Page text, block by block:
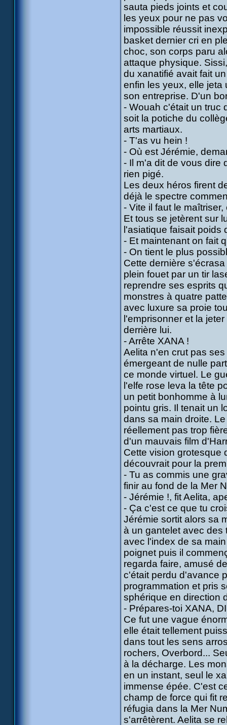
sauta pieds joints et
les yeux pour ne pas
impossible réussit
basket dernier cri en
choc, son corps paru
attaque physique.
du xanatifié avait fait
enfin les yeux, elle jeta
son entreprise. D'un
- Wouah c'était un truc
soit la potiche du
arts martiaux.
- T'as vu hein !
- Où est Jérémie,
- Il m'a dit de vous dire
rien pigé.
Les deux héros firent
déjà le spectre
- Vite il faut le
Et tous se jetèrent sur
l'asiatique faisait poids
- Et maintenant on fait
- On tient le plus
Cette dernière
plein fouet par un tir
reprendre ses esprits
monstres à quatre
avec luxure sa proie
l'emprisonner et la
derrière lui.
- Arrête XANA !
Aelita n'en crut pas
émergeant de nulle
ce monde virtuel. Le
l'elfe rose leva la tête
un petit bonhomme à
pointu gris. Il tenait un
dans sa main droite.
réellement pas trop
d'un mauvais film
Cette vision grotesque
découvrait pour la
- Tu as commis une
finir au fond de la Mer
- Jérémie !, fit Aelita,
- Ça c'est ce que tu
Jérémie sortit alors sa
à un gantelet avec des
avec l'index de sa
poignet puis il
regarda faire, amusé
c'était perdu d'avance
programmation et pris
sphérique en direction
- Prépares-toi XANA,
Ce fut une vague
elle était tellement
dans tout les sens
rochers, Overbord...
à la décharge. Les
en un instant, seul le
immense épée. C'est
champ de force qui fit
réfugia dans la Mer
s'arrêtèrent. Aelita se